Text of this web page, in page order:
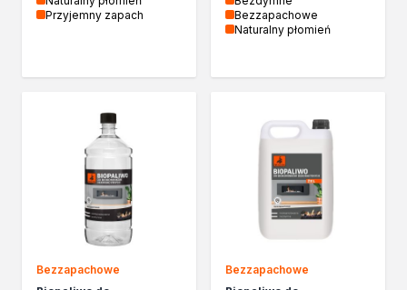
Masy szpachlowe budowlane
Impregnaty specjalistyczne
Impregnaty do drewna konstrukcyjnego
Impregnaty dekoracyjny do drewna
Projekty DIY
Lakiery dekoracyjne
Domowe porządki
Motoryzacja i reperacja
Artykuły sezonowe
Przyjemny zapach
Bezzapachowe
Naturalny płomień
Bezzapachowe
Bezzapachowe